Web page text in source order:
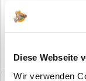
Diese Webseite
Wir verwenden
Vorteile